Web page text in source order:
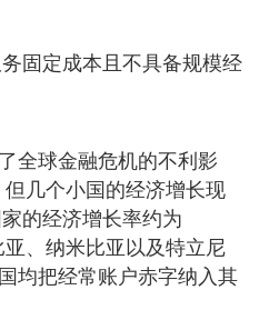
固定成本且不具备规模经
全球金融危机的不利影
几个小国的经济增长现
的经济增长率约为
、纳米比亚以及特立尼
均把经常账户赤字纳入其